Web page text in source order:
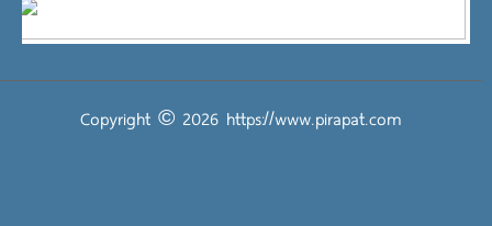
Copyright © 2026 https://www.pirapat.com